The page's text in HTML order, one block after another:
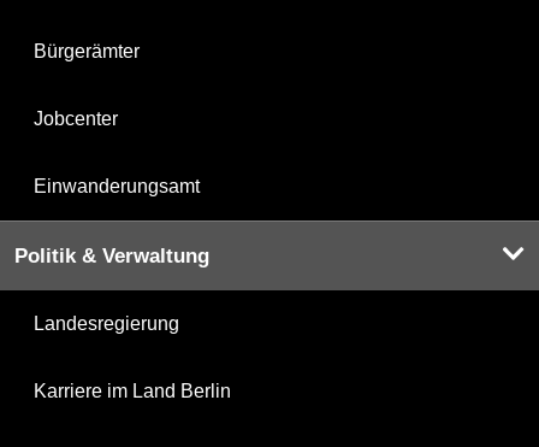
Bürgerämter
Jobcenter
Einwanderungsamt
Politik & Verwaltung
Landesregierung
Karriere im Land Berlin